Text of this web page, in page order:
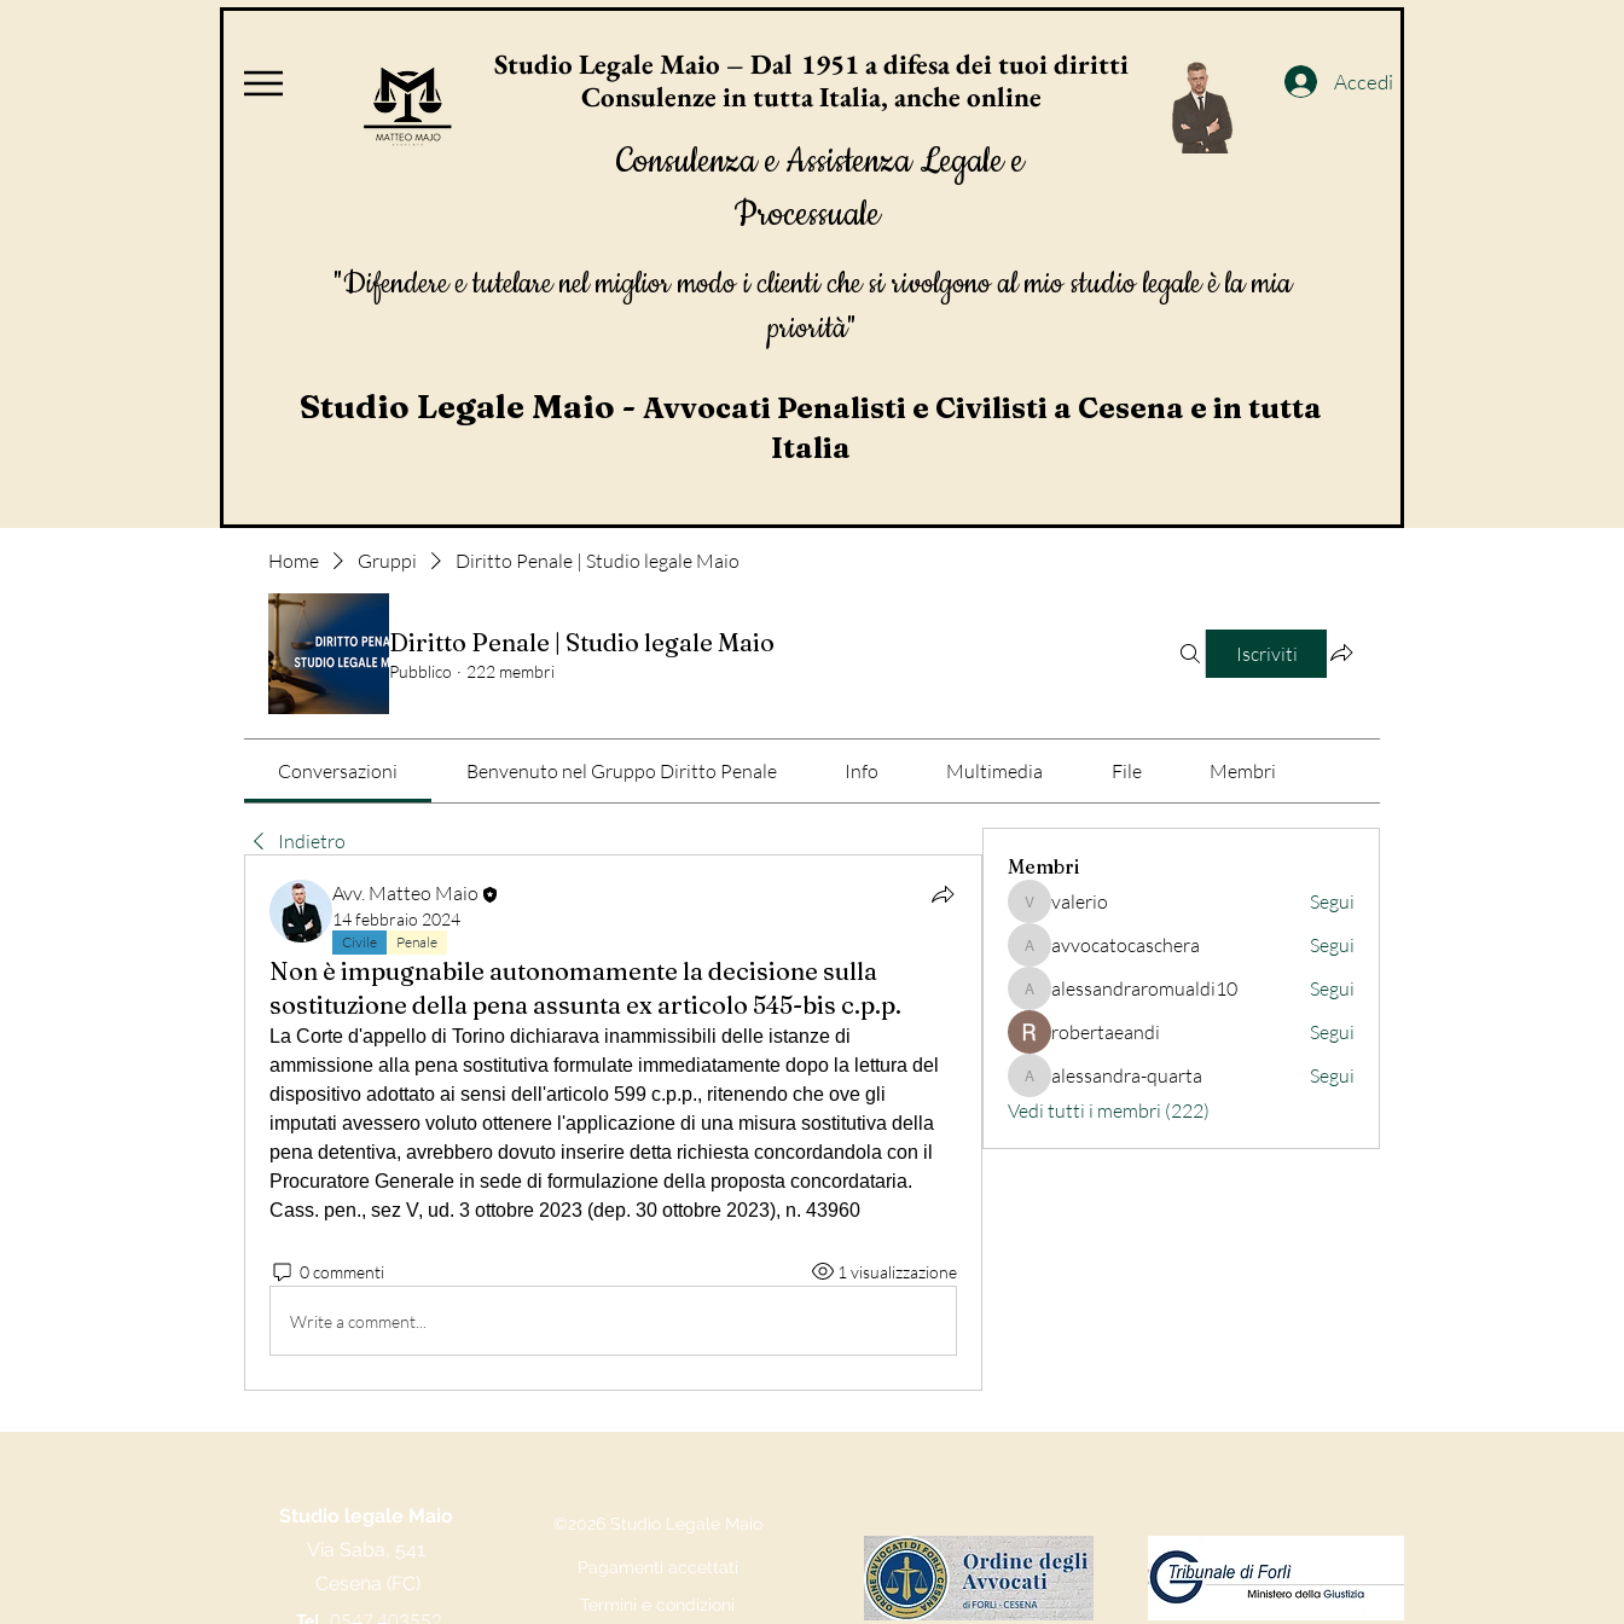
Studio Legale Maio – Dal 1951 a difesa dei tuoi diritti
Consulenze in tutta Italia, anche online
Consulenza e Assistenza Legale e
Processuale
Accedi
"Difendere e tutelare nel miglior modo i clienti che si rivolgono al mio studio legale è la mia
priorità"
Studio Legale Maio - Avvocati Penalisti e Civilisti a Cesena e in tutta
Italia
Home Gruppi Diritto Penale | Studio legale Maio
Diritto Penale | Studio legale Maio
Pubblico · 222 membri
Iscriviti
Conversazioni Benvenuto nel Gruppo Diritto Penale Info Multimedia File Membri
Indietro
Avv. Matteo Maio
14 febbraio 2024
Civile Penale
Non è impugnabile autonomamente la decisione sulla
sostituzione della pena assunta ex articolo 545-bis c.p.p.
La Corte d'appello di Torino dichiarava inammissibili delle istanze di
ammissione alla pena sostitutiva formulate immediatamente dopo la lettura del
dispositivo adottato ai sensi dell'articolo 599 c.p.p., ritenendo che ove gli
imputati avessero voluto ottenere l'applicazione di una misura sostitutiva della
pena detentiva, avrebbero dovuto inserire detta richiesta concordandola con il
Procuratore Generale in sede di formulazione della proposta concordataria.
Cass. pen., sez V, ud. 3 ottobre 2023 (dep. 30 ottobre 2023), n. 43960
0 commenti 1 visualizzazione
Write a comment...
Membri
valeriovalerio Segui
avvocatocaschera
avvocatocaschera Segui
alessandraromualdi10
alessandraromualdi10
Segui
robertaeandi
Segui
alessandra-quarta
alessandra-quarta
Segui
Vedi tutti i membri (222)
Studio legale Maio
Via Saba, 541
Cesena (FC)
©2026 Studio Legale Maio
Pagamenti accettati
Termini e condizioni